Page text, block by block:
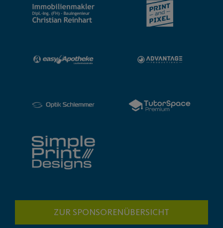
ZUR SPONSORENÜBERSICHT